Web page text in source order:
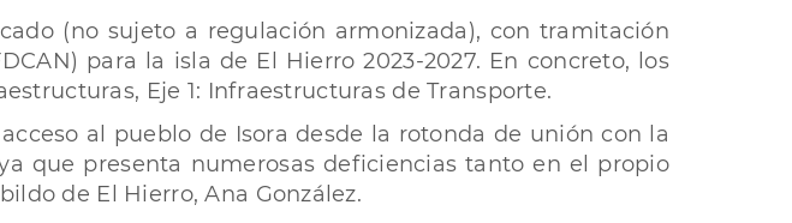
(no sujeto a regulación armonizada), con tramitación
para la isla de El Hierro 2023-2027. En concreto, los
Eje 1: Infraestructuras de Transporte.
al pueblo de Isora desde la rotonda de unión con la
que presenta numerosas deficiencias tanto en el propio
de El Hierro, Ana González.